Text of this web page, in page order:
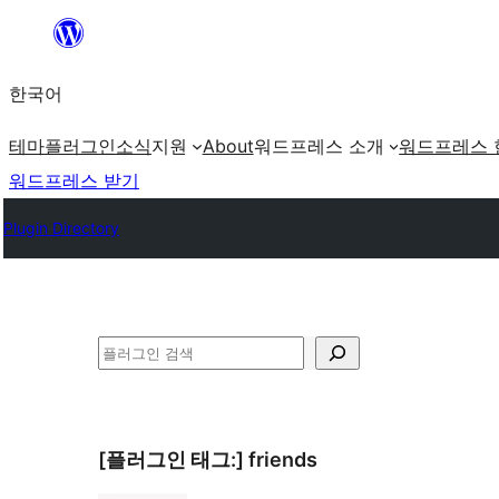
츠
로
로
가
한국어
테마플러그인소식지원 About워드프레스 소개 워드프레스
워드프레스 받기
Plugin Directory
검
[플러그인 태그:] friends